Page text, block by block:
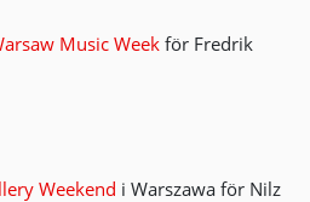
Music Week för Fredrik
Weekend i Warszawa för Nilz